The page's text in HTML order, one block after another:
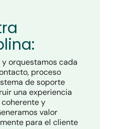
y orquestamos cada
proceso
de soporte
una experiencia
y
valor
para el cliente